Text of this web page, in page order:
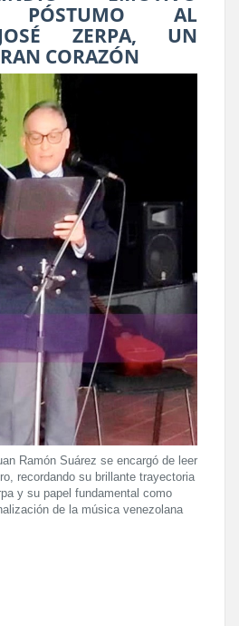
PÓSTUMO AL
ZERPA, UN
CORAZÓN
Ramón Suárez se encargó de leer
recordando su brillante trayectoria
y su papel fundamental como
de la música venezolana